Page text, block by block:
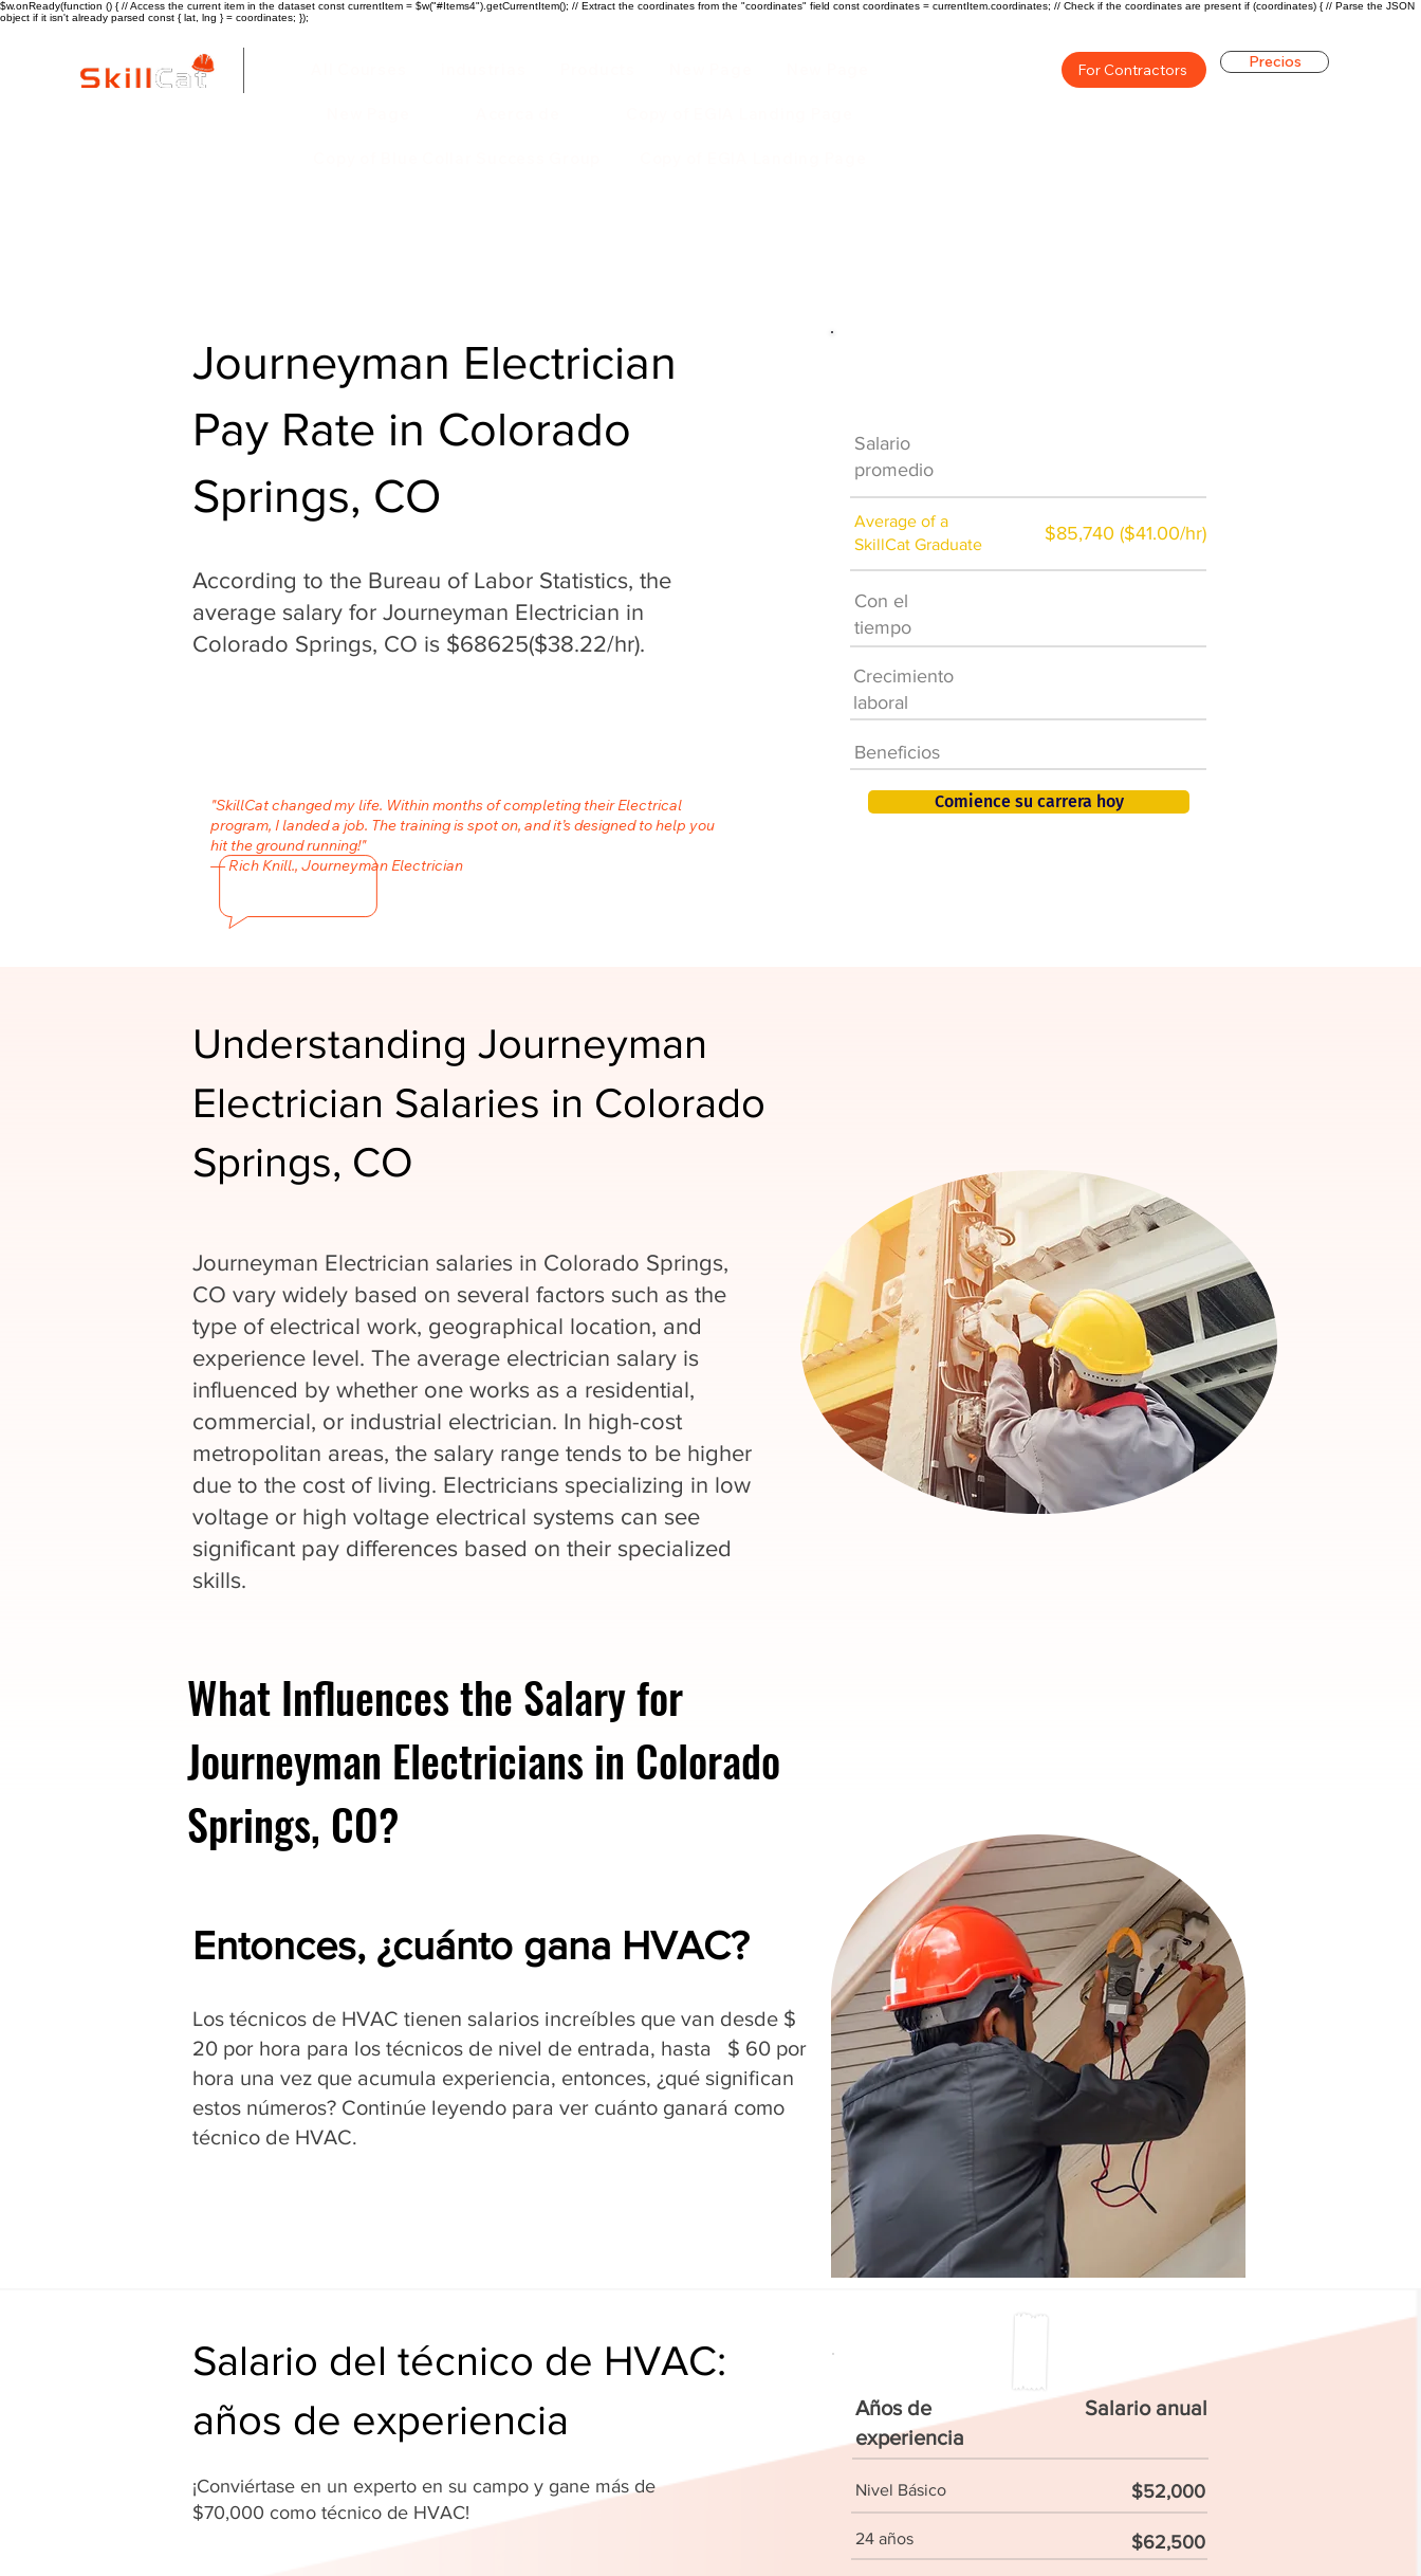
$w.onReady(function () { // Access the current item in the dataset const currentItem = $w("#Items4").getCurrentItem(); // Extract the coordinates from the "coordinates" field const coordinates = currentItem.coordinates; // Check if the coordinates are present if (coordinates) { // Parse the JSON
object if it isn't already parsed const { lat, lng } = coordinates; });
For Contractors Precios
Journeyman Electrician
Pay Rate in Colorado
Springs, CO
According to the Bureau of Labor Statistics, the
average salary for Journeyman Electrician in
Colorado Springs, CO is $68625($38.22/hr).
"SkillCat changed my life. Within months of completing their Electrical
program, I landed a job. The training is spot on, and it’s designed to help you
hit the ground running!"
— Rich Knill., Journeyman Electrician
Salario
promedio
Average of a
SkillCat Graduate
$85,740 ($41.00/hr)
Con el
tiempo
Crecimiento
laboral
Beneficios
Comience su carrera hoy
Understanding Journeyman
Electrician Salaries in Colorado
Springs, CO
Journeyman Electrician salaries in Colorado Springs,
CO vary widely based on several factors such as the
type of electrical work, geographical location, and
experience level. The average electrician salary is
influenced by whether one works as a residential,
commercial, or industrial electrician. In high-cost
metropolitan areas, the salary range tends to be higher
due to the cost of living. Electricians specializing in low
voltage or high voltage electrical systems can see
significant pay differences based on their specialized
skills.
What Influences the Salary for
Journeyman Electricians in Colorado
Springs, CO?
Entonces, ¿cuánto gana HVAC?
Los técnicos de HVAC tienen salarios increíbles que van desde $
20 por hora para los técnicos de nivel de entrada, hasta $ 60 por
hora una vez que acumula experiencia, entonces, ¿qué significan
estos números? Continúe leyendo para ver cuánto ganará como
técnico de HVAC.
Salario del técnico de HVAC:
años de experiencia
¡Conviértase en un experto en su campo y gane más de
$70,000 como técnico de HVAC!
Años de
experiencia
Salario anual
Nivel Básico $52,000
24 años $62,500